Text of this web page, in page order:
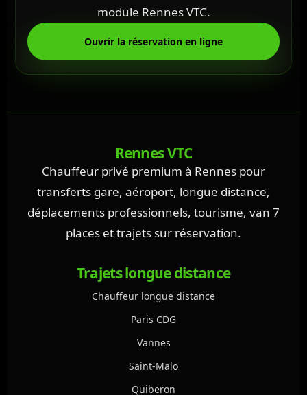
module Rennes VTC.
Ouvrir la réservation en ligne
Rennes VTC
Chauffeur privé premium à Rennes pour
transferts gare, aéroport, longue distance,
déplacements professionnels, tourisme, van 7
places et trajets sur réservation.
Trajets longue distance
Chauffeur longue distance
Paris CDG
Vannes
Saint-Malo
Quiberon